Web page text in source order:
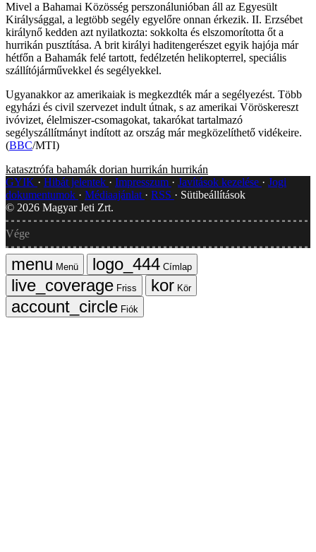
Mivel a Bahamai Közösség perszonálunióban áll az Egyesült
Királysággal, a legtöbb segély egyelőre onnan érkezik. II. Erzsébet
királynő kedden azt nyilatkozta: sokkolta és elszomorította őt a
hurrikán pusztítása. A brit királyi haditengerészet egyik hajója már
hétfőn a Bahamák felé tartott, fedélzetén helikopterrel, speciális
szállítójárművekkel és segélyekkel.
Ugyanakkor az amerikaiak is megkezdték már a segélyezést. Több
egyházi és civil szervezet indult útnak, s az amerikai Vöröskereszt
ivóvizet, élelmiszer-csomagokat, takarókat tartalmazó
segélyszállítmányt indított az ország már megközelíthető vidékeire.
(BBC/MTI)
katasztrófa bahamák dorian hurrikán hurrikán
GYIK
Hibát jelentek Impresszum Javítások kezelése
Jogi
dokumentumok
Médiaajánlat RSS
Sütibeállítások
© 2026 Magyar Jeti Zrt.
Vége
Menü
Címlap
Friss
Kör
Fiók